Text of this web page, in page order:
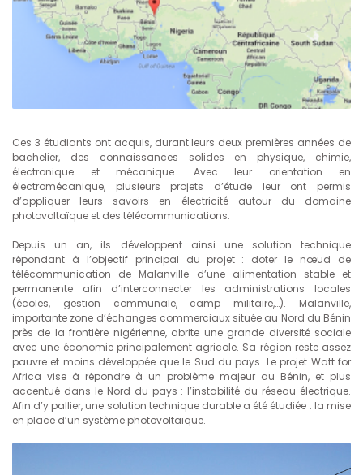
Ces 3 étudiants ont acquis, durant leurs deux premières années de
bachelier, des connaissances solides en physique, chimie,
électronique et mécanique. Avec leur orientation en
électromécanique, plusieurs projets d’étude leur ont permis
d’appliquer leurs savoirs en électricité autour du domaine
photovoltaïque et des télécommunications.
Depuis un an, ils développent ainsi une solution technique
répondant à l’objectif principal du projet : doter le nœud de
télécommunication de Malanville d’une alimentation stable et
permanente afin d’interconnecter les administrations locales
(écoles, gestion communale, camp militaire,…). Malanville,
importante zone d’échanges commerciaux située au Nord du Bénin
près de la frontière nigérienne, abrite une grande diversité sociale
avec une économie principalement agricole. Sa région reste assez
pauvre et moins développée que le Sud du pays. Le projet Watt for
Africa vise à répondre à un problème majeur au Bénin, et plus
accentué dans le Nord du pays : l’instabilité du réseau électrique.
Afin d’y pallier, une solution technique durable a été étudiée : la mise
en place d’un système photovoltaïque.